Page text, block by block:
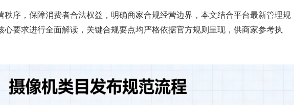
秩序，保障消费者合法权益，明确商家合规经营边界，本文结合平台最新管理规
心要求进行全面解读，关键合规要点均严格依据官方规则呈现，供商家参考执